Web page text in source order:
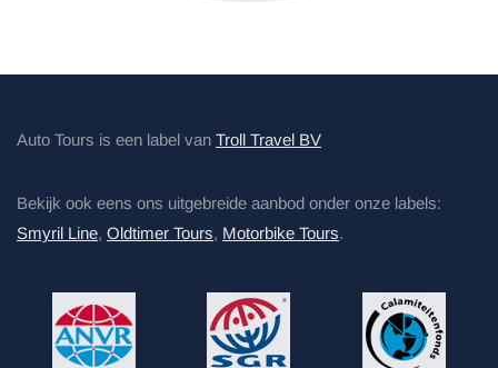
Auto Tours is een label van Troll Travel BV
Bekijk ook eens ons uitgebreide aanbod onder onze labels:
Smyril Line, Oldtimer Tours, Motorbike Tours.